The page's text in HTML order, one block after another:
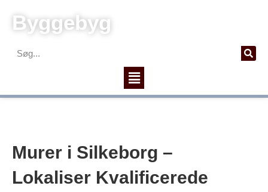
indholdet
Byggebyg
Søg
Menu
Murer i Silkeborg –
Lokaliser Kvalificerede